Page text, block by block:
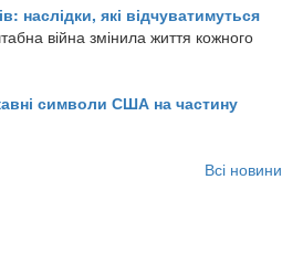
наслідки, які відчуватимуться
війна змінила життя кожного
символи США на частину
Всі новини